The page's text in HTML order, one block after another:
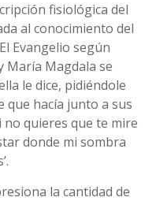
fisiológica del
al conocimiento del
Evangelio según
Marí­a Magdala se
le dice, pidiéndole
que hací­a junto a sus
no quieres que te mire
donde mi sombra
la cantidad de